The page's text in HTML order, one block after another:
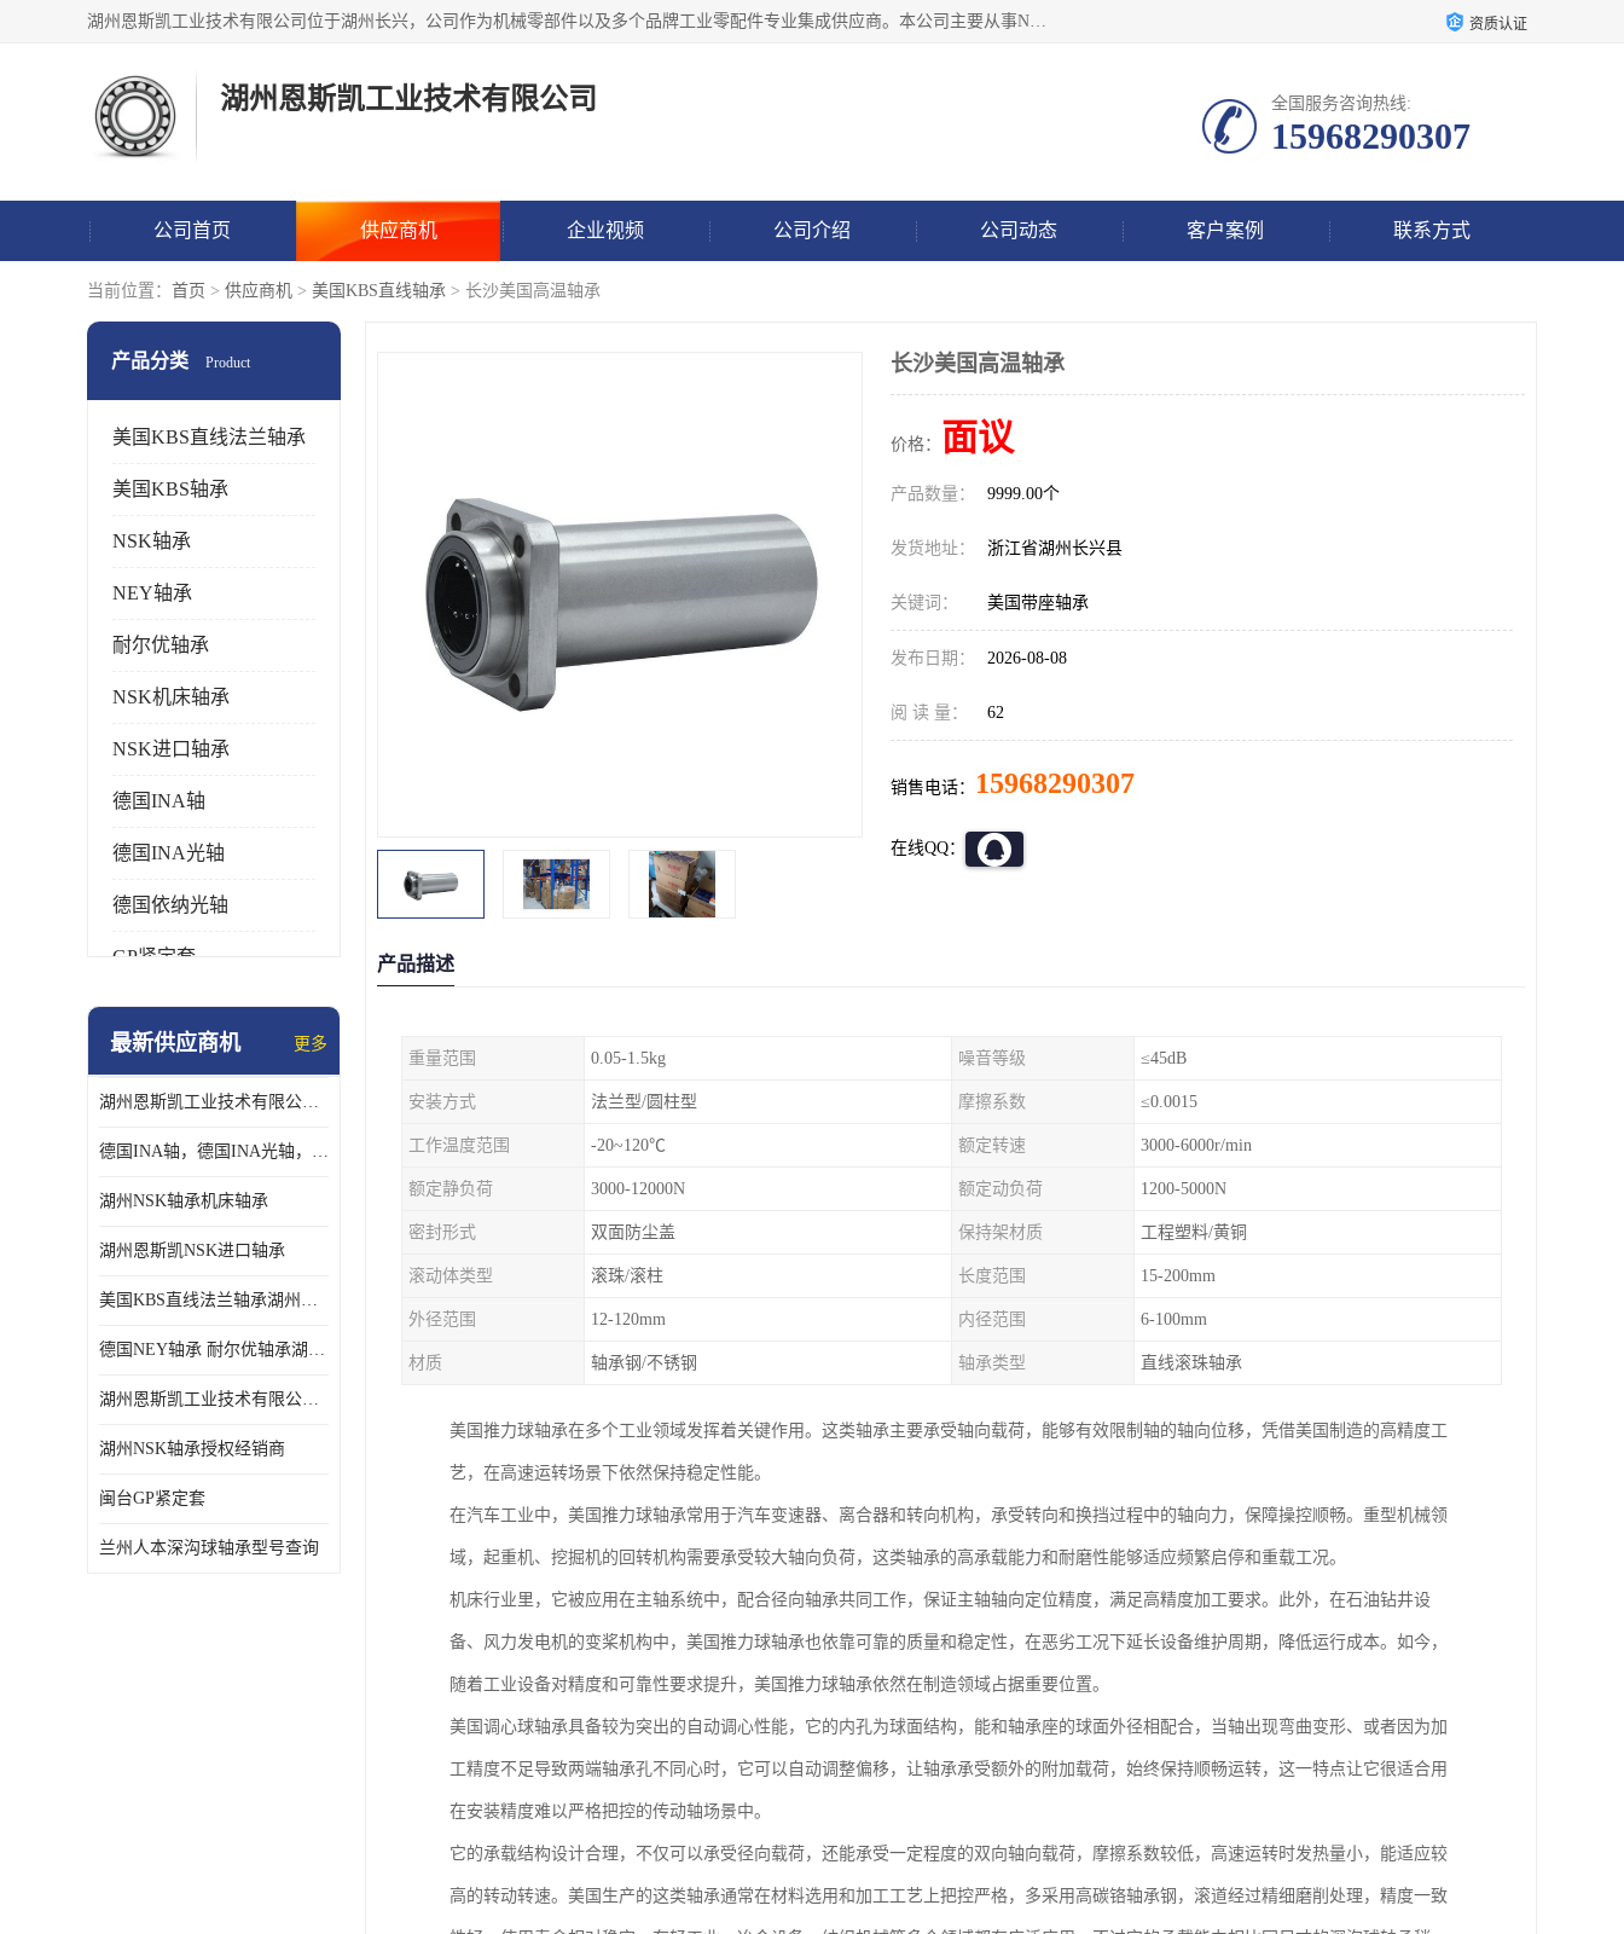
湖州恩斯凯工业技术有限公司位于湖州长兴，公司作为机械零部件以及多个品牌工业零配件专业集成供应商。本公司主要从事NSK进口轴承、SKF进口轴承、FAG进口轴承、NTN进口轴承、国产轴承：ZWZ、HRB、C&U轴承外球面轴承、导轨、丝杠、滑块、 润滑油、工业皮带及其他工业零部件的销售. 资质认证
湖州恩斯凯工业技术有限公司 全国服务咨询热线:
15968290307
公司首页 供应商机 企业视频 公司介绍 公司动态 客户案例 联系方式
当前位置： 首页 > 供应商机 > 美国KBS直线轴承 > 长沙美国高温轴承
产品分类 Product
美国KBS直线法兰轴承
美国KBS轴承
NSK轴承
NEY轴承
耐尔优轴承
NSK机床轴承
NSK进口轴承
德国INA轴
德国INA光轴
德国依纳光轴
GP紧定套
SKF轴承
日本NSK进口轴承
德国INA进口轴承
最新供应商机 更多
湖州恩斯凯工业技术有限公司 湖州NSK轴承
德国INA轴，德国INA光轴，德国依纳光轴
湖州NSK轴承机床轴承
湖州恩斯凯NSK进口轴承
美国KBS直线法兰轴承湖州KBS轴承
德国NEY轴承 耐尔优轴承湖州代理商
湖州恩斯凯工业技术有限公司NSK轴承*经销商
湖州NSK轴承授权经销商
闽台GP紧定套
兰州人本深沟球轴承型号查询
长沙美国高温轴承
价格： 面议
产品数量： 9999.00个
发货地址： 浙江省湖州长兴县
关键词： 美国带座轴承
发布日期： 2026-08-08
阅 读 量： 62
销售电话： 15968290307
在线QQ：
产品描述
重量范围 0.05-1.5kg 噪音等级 ≤45dB
安装方式 法兰型/圆柱型 摩擦系数 ≤0.0015
工作温度范围 -20~120℃ 额定转速 3000-6000r/min
额定静负荷 3000-12000N 额定动负荷 1200-5000N
密封形式 双面防尘盖 保持架材质 工程塑料/黄铜
滚动体类型 滚珠/滚柱 长度范围 15-200mm
外径范围 12-120mm 内径范围 6-100mm
材质 轴承钢/不锈钢 轴承类型 直线滚珠轴承
美国推力球轴承在多个工业领域发挥着关键作用。这类轴承主要承受轴向载荷，能够有效限制轴的轴向位移，凭借美国制造的高精度工
艺，在高速运转场景下依然保持稳定性能。
在汽车工业中，美国推力球轴承常用于汽车变速器、离合器和转向机构，承受转向和换挡过程中的轴向力，保障操控顺畅。重型机械领
域，起重机、挖掘机的回转机构需要承受较大轴向负荷，这类轴承的高承载能力和耐磨性能够适应频繁启停和重载工况。
机床行业里，它被应用在主轴系统中，配合径向轴承共同工作，保证主轴轴向定位精度，满足高精度加工要求。此外，在石油钻井设
备、风力发电机的变桨机构中，美国推力球轴承也依靠可靠的质量和稳定性，在恶劣工况下延长设备维护周期，降低运行成本。如今，
随着工业设备对精度和可靠性要求提升，美国推力球轴承依然在制造领域占据重要位置。
美国调心球轴承具备较为突出的自动调心性能，它的内孔为球面结构，能和轴承座的球面外径相配合，当轴出现弯曲变形、或者因为加
工精度不足导致两端轴承孔不同心时，它可以自动调整偏移，让轴承承受额外的附加载荷，始终保持顺畅运转，这一特点让它很适合用
在安装精度难以严格把控的传动轴场景中。
它的承载结构设计合理，不仅可以承受径向载荷，还能承受一定程度的双向轴向载荷，摩擦系数较低，高速运转时发热量小，能适应较
高的转动转速。美国生产的这类轴承通常在材料选用和加工工艺上把控严格，多采用高碳铬轴承钢，滚道经过精细磨削处理，精度一致